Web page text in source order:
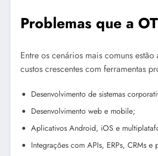
Problemas que a
Entre os cenários mais comuns
custos crescentes com ferramentas
Desenvolvimento de sistemas
Desenvolvimento web e mobile;
Aplicativos Android, iOS e
Integrações com APIs, ERPs, CRMs e